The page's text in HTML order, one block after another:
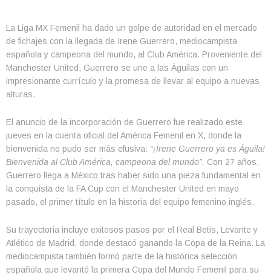
La Liga MX Femenil ha dado un golpe de autoridad en el mercado
de fichajes con la llegada de Irene Guerrero, mediocampista
española y campeona del mundo, al Club América. Proveniente del
Manchester United, Guerrero se une a las Águilas con un
impresionante currículo y la promesa de llevar al equipo a nuevas
alturas.
El anuncio de la incorporación de Guerrero fue realizado este
jueves en la cuenta oficial del América Femenil en X, donde la
bienvenida no pudo ser más efusiva: “¡Irene Guerrero ya es Águila!
Bienvenida al Club América, campeona del mundo”. Con 27 años,
Guerrero llega a México tras haber sido una pieza fundamental en
la conquista de la FA Cup con el Manchester United en mayo
pasado, el primer título en la historia del equipo femenino inglés.
Su trayectoria incluye exitosos pasos por el Real Betis, Levante y
Atlético de Madrid, donde destacó ganando la Copa de la Reina. La
mediocampista también formó parte de la histórica selección
española que levantó la primera Copa del Mundo Femenil para su